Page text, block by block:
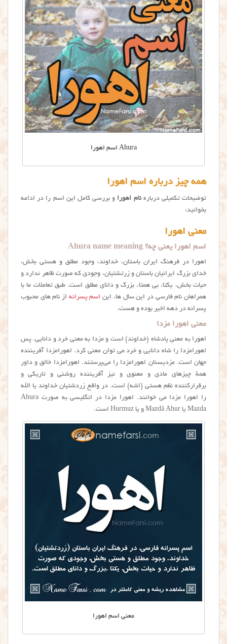
Ahura اسم اهورا
همه چیز درباره اسم اهورا
توضیحات تکمیلی دربارهنام اهورا و بررسی کامل این اسم را در ادامه
بخوانید:
معنی اهورا
اسم اهورا یعنی چه؟ Ahura name meaning
اهورا در فرهنگ ایران باستان، خداوند، وجود مطلق و هستی بخش،
خدای بزرگ ایرانیان باستان و زرتشتیان، وجودی که صورت ظاهر ندارد و
حیات بخش، یکتا، بی همتا، بزرگ و دانای مطلق است. طبق تعاملات ما با
همراهان نام فارسی در این سال ها، این اسم پسرانه از نام های محبوب
پسرانه در دهه اخیر بوده و هست.
معنی اهورا مزدا
اهورا به معنی پادشاه (خداوند) است و مزدا به معنی خرد و دانایی. پس
اهورامزدا را شاه دانایی و خرد می توان معنی کرد. اهورامزدا آفریننده
جهان است. مزدیسنان اهورامزدا را می‌پرستند. اهورامزدا خالق و داور
همهٔ چیزهای مادی و معنوی و نیز آفریننده روشنی و تاریکی و
برقرارکننده نظم هستی (اشه) است. در واقع زردشتیان خداوند یا الله
را اهورا مزدا می خوانند. اهورا مزدا در انگلیسی به صورت Ahura
Mazda یا Mazdā Ahur و یا Hurmuz است.
معنی اسم اهورا